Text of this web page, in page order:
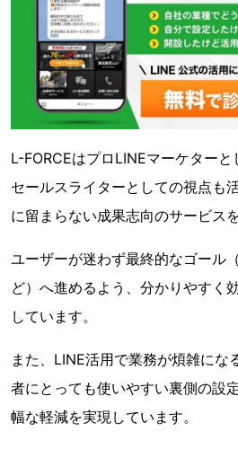
L-FORCEはプロLINEマーケターと
セールスライターとしての視点も
に留まらない成果志向のサービス
ユーザーが迷わず最終的なゴール
ど）へ進めるよう、分かりやすく
しています。
また、LINE活用で業務が煩雑にな
者にとっても使いやすい裏側の設
幅な軽減を実現しています。